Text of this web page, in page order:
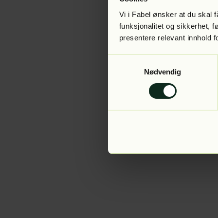
Vi i Fabel ønsker at du skal
funksjonalitet og sikkerhet,
presentere relevant innhold
Nødvendig
Application